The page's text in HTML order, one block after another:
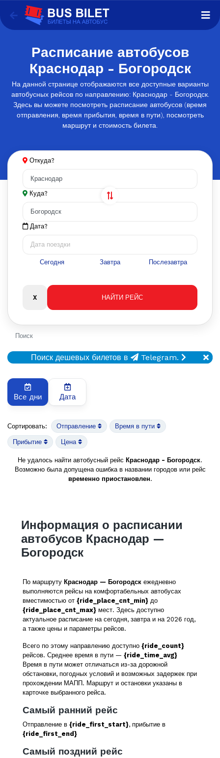
Расписание автобусов
Краснодар - Богородск
На данной странице отображаются все доступные варианты
автобусных рейсов по направлению: Краснодар - Богородск.
Здесь вы можете посмотреть расписание автобусов (время
отправления, время прибытия, время в пути), посмотреть
маршрут и стоимость билета.
Откуда?
Куда?
Дата?
Сегодня Завтра Послезавтра
Поиск
Поиск дешевых билетов в Telegram.
Все дни Дата
Сортировать: Отправление Время в пути
Прибытие Цена
Не удалось найти автобусный рейс Краснодар - Богородск.
Возможно была допущена ошибка в названии городов или рейс
временно приостановлен.
Информация о расписании
автобусов Краснодар —
Богородск
По маршруту Краснодар — Богородск ежедневно
выполняются рейсы на комфортабельных автобусах
вместимостью от {ride_place_cnt_min} до
{ride_place_cnt_max} мест. Здесь доступно
актуальное расписание на сегодня, завтра и на 2026 год,
а также цены и параметры рейсов.
Всего по этому направлению доступно {ride_count}
рейсов. Среднее время в пути — {ride_time_avg}
Время в пути может отличаться из-за дорожной
обстановки, погодных условий и возможных задержек при
прохождении МАПП. Маршрут и остановки указаны в
карточке выбранного рейса.
Самый ранний рейс
Отправление в {ride_first_start}, прибытие в
{ride_first_end}
Самый поздний рейс